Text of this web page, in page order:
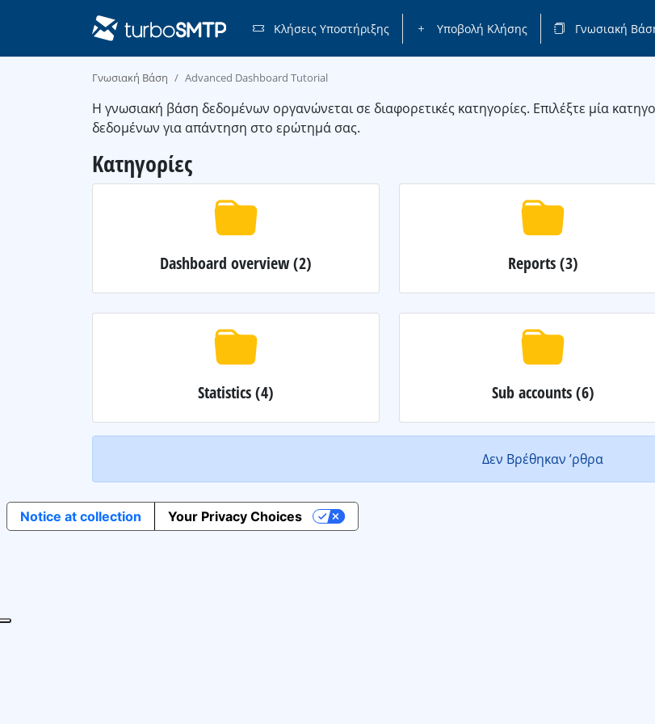
Κλήσεις Υποστήριξης Υποβολή Κλήσης Γνωσιακή
Γνωσιακή Βάση Advanced Dashboard Tutorial
Η γνωσιακή βάση δεδομένων οργανώνεται σε διαφορετικές κατηγορίες. Επιλέξτε μία
δεδομένων για απάντηση στο ερώτημά σας.
Κατηγορίες
Dashboard overview(2) Reports (3)
Statistics(4) Sub accounts (6)
Δεν Βρέθηκαν ’ρθρα
Notice at collection Your Privacy Choices